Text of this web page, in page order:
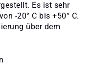
Es ist sehr
-20° C bis +50° C.
über dem